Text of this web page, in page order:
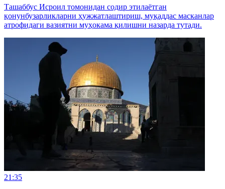
Ташаббус Исроил томонидан содир этилаётган
қонунбузарликларни ҳужжатлаштириш, муқаддас масканлар
атрофидаги вазиятни муҳокама қилишни назарда тутади.
21:35